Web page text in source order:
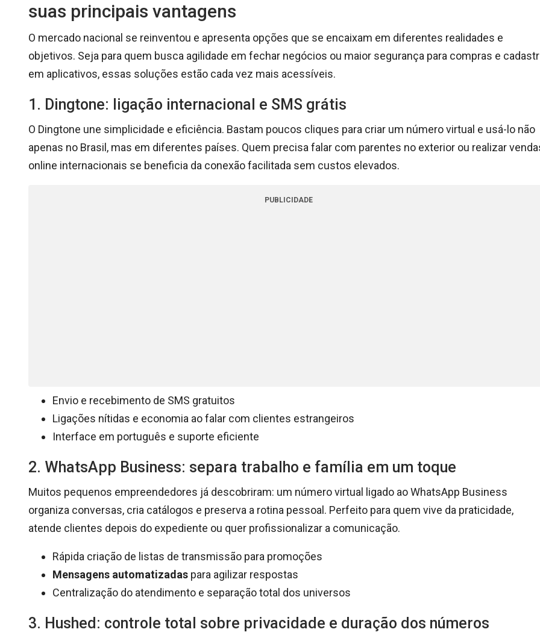
suas principais vantagens
O mercado nacional se reinventou e apresenta opções que se encaixam em diferentes realidades e
objetivos. Seja para quem busca agilidade em fechar negócios ou maior segurança para compras e
em aplicativos, essas soluções estão cada vez mais acessíveis.
1. Dingtone: ligação internacional e SMS grátis
O Dingtone une simplicidade e eficiência. Bastam poucos cliques para criar um número virtual e usá-lo não
apenas no Brasil, mas em diferentes países. Quem precisa falar com parentes no exterior ou realizar
online internacionais se beneficia da conexão facilitada sem custos elevados.
PUBLICIDADE
Envio e recebimento de SMS gratuitos
Ligações nítidas e economia ao falar com clientes estrangeiros
Interface em português e suporte eficiente
2. WhatsApp Business: separa trabalho e família em um toque
Muitos pequenos empreendedores já descobriram: um número virtual ligado ao WhatsApp Business
organiza conversas, cria catálogos e preserva a rotina pessoal. Perfeito para quem vive da praticidade,
atende clientes depois do expediente ou quer profissionalizar a comunicação.
Rápida criação de listas de transmissão para promoções
Mensagens automatizadas para agilizar respostas
Centralização do atendimento e separação total dos universos
3. Hushed: controle total sobre privacidade e duração dos números